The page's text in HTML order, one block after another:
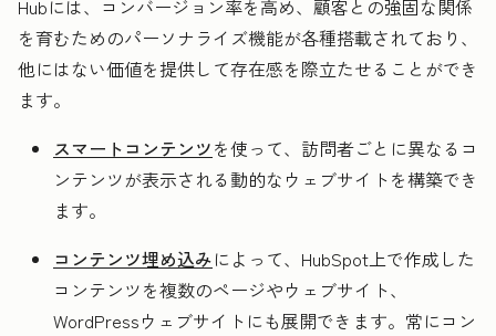
Hubには、コンバージョン率を高め、顧客との強固な関係
を育むためのパーソナライズ機能が各種搭載されており、
他にはない価値を提供して存在感を際立たせることができ
ます。
スマートコンテンツを使って、訪問者ごとに異なるコ
ンテンツが表示される動的なウェブサイトを構築でき
ます。
コンテンツ埋め込みによって、HubSpot上で作成した
コンテンツを複数のページやウェブサイト、
WordPressウェブサイトにも展開できます。常にコン